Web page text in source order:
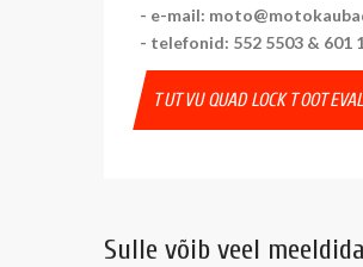
- e-mail:
- telefonid: 552 5503 & 601
TUTVU QUAD LOCK
Sulle võib veel meeldida